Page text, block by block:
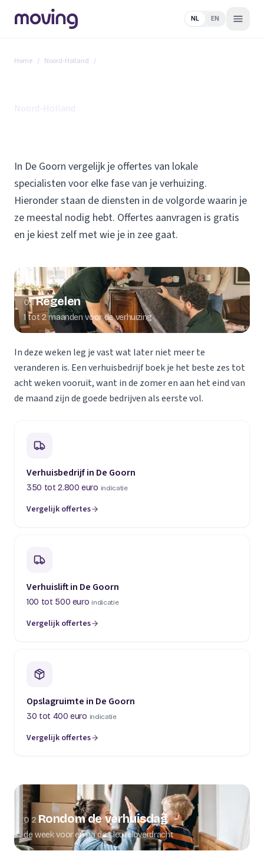
NL EN
Home / Noord-Holland /
Noord-Holland
In De Goorn vergelijk je offertes van lokale
specialisten voor elke fase van je verhuizing.
Hieronder staan de diensten in de volgorde waarin je
ze meestal nodig hebt. Offertes aanvragen is gratis
en je kiest zelf met wie je in zee gaat.
01Regelen
1 tot 2 maanden voor de verhuizing
In deze weken leg je vast wat later niet meer te
veranderen is. Een verhuisbedrijf boek je het beste zes tot
acht weken vooruit, want in de zomer en aan het eind van
de maand zijn de goede bedrijven als eerste vol.
Verhuisbedrijf in De Goorn
350 tot 2.800 euro indicatie
Vergelijk offertes
Verhuislift in De Goorn
100 tot 500 euro indicatie
Vergelijk offertes
Opslagruimte in De Goorn
30 tot 400 euro indicatie
Vergelijk offertes
02 Rondom de verhuisdag
de week voor en na de sleuteloverdracht